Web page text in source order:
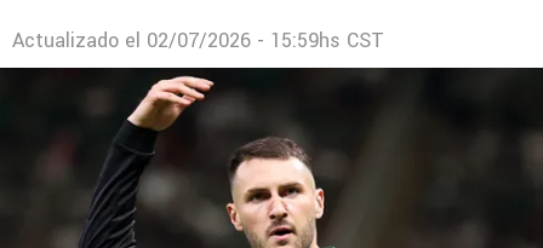
Actualizado el 02/07/2026 - 15:59hs CST